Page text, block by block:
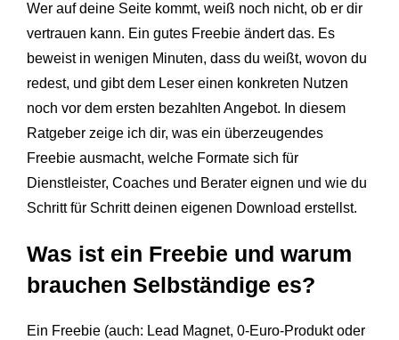
Wer auf deine Seite kommt, weiß noch nicht, ob er dir
vertrauen kann. Ein gutes Freebie ändert das. Es
beweist in wenigen Minuten, dass du weißt, wovon du
redest, und gibt dem Leser einen konkreten Nutzen
noch vor dem ersten bezahlten Angebot. In diesem
Ratgeber zeige ich dir, was ein überzeugendes
Freebie ausmacht, welche Formate sich für
Dienstleister, Coaches und Berater eignen und wie du
Schritt für Schritt deinen eigenen Download erstellst.
Was ist ein Freebie und warum
brauchen Selbständige es?
Ein Freebie (auch: Lead Magnet, 0-Euro-Produkt oder